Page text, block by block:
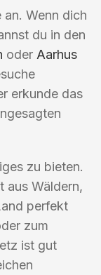
Wenn dich
du in den
oder Aarhus
erkunde das
zu bieten.
aus Wäldern,
perfekt
zum
ist gut